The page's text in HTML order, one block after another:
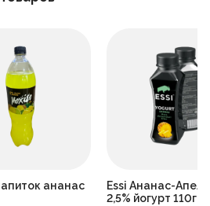
ананас
Essi Ананас-
2,5% йогурт 110г